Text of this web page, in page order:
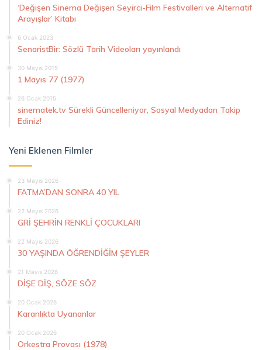
‘Değişen Sinema Değişen Seyirci-Film Festivalleri ve Alternatif
Arayışlar’ Kitabı
6 Ocak 2023
SenaristBir: Sözlü Tarih Videoları yayınlandı
30 Mayıs 2015
1 Mayıs 77 (1977)
26 Ocak 2015
sinematek.tv Sürekli Güncelleniyor, Sosyal Medyadan Takip
Ediniz!
Yeni Eklenen Filmler
23 Mayıs 2026
FATMA’DAN SONRA 40 YIL
22 Mayıs 2026
GRİ ŞEHRİN RENKLİ ÇOCUKLARI
22 Mayıs 2026
30 YAŞINDA ÖĞRENDİĞİM ŞEYLER
21 Mayıs 2026
DİŞE DİŞ, SÖZE SÖZ
20 Ocak 2026
Karanlıkta Uyananlar
20 Ocak 2026
Orkestra Provası (1978)